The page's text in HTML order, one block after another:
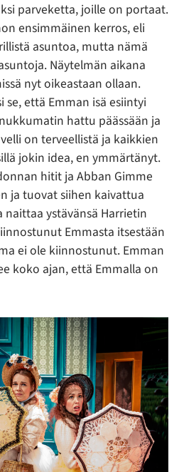
parveketta, joille on portaat.
ensimmäinen kerros, eli
asuntoa, mutta nämä
Näytelmän aikana
nyt oikeastaan ollaan.
että Emman isä esiintyi
hattu päässään ja
on terveellistä ja kaikkien
jokin idea, en ymmärtänyt.
hitit ja Abban Gimme
ja tuovat siihen kaivattua
ystävänsä Harrietin
Emmasta itsestään
ei ole kiinnostunut. Emman
koko ajan, että Emmalla on